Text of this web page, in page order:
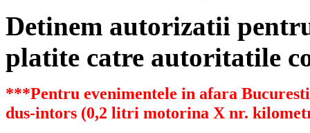
Detinem autorizatii
platite catre autoritatile
***Pentru evenimentele in afara
dus-intors (0,2 litri motorina X nr.